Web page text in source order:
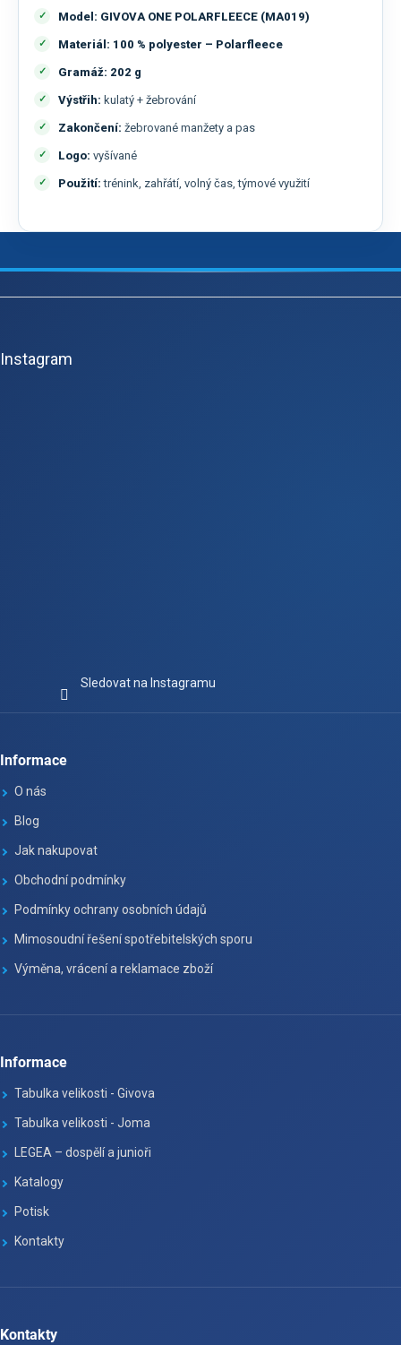
Model: GIVOVA ONE POLARFLEECE (MA019)
Materiál: 100 % polyester – Polarfleece
Gramáž: 202 g
Výstřih: kulatý + žebrování
Zakončení: žebrované manžety a pas
Logo: vyšívané
Použití: trénink, zahřátí, volný čas, týmové využití
Z
Instagram
Sledovat na Instagramu
Informace
O nás
Blog
Jak nakupovat
Obchodní podmínky
Podmínky ochrany osobních údajů
Mimosoudní řešení spotřebitelských sporu
Výměna, vrácení a reklamace zboží
Informace
Tabulka velikosti - Givova
Tabulka velikosti - Joma
LEGEA – dospělí a junioři
Katalogy
Potisk
Kontakty
Kontakty